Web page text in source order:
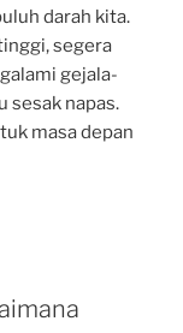
darah kita.
segera
gejala-
sesak napas.
masa depan